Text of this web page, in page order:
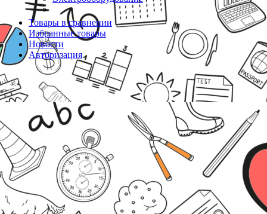
Товары в сравнении
Избранные товары
Новости
Авторизация